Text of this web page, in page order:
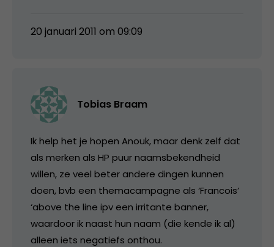
20 januari 2011 om 09:09
Tobias Braam
Ik help het je hopen Anouk, maar denk zelf dat
als merken als HP puur naamsbekendheid
willen, ze veel beter andere dingen kunnen
doen, bvb een themacampagne als ‘Francois’
‘above the line ipv een irritante banner,
waardoor ik naast hun naam (die kende ik al)
alleen iets negatiefs onthou.